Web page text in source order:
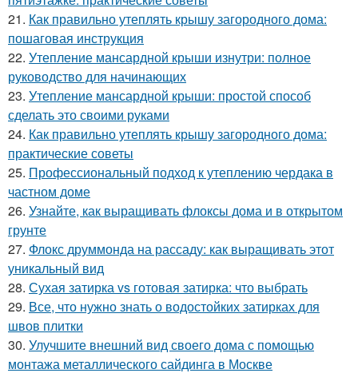
21. Как правильно утеплять крышу загородного дома:
пошаговая инструкция
22. Утепление мансардной крыши изнутри: полное
руководство для начинающих
23. Утепление мансардной крыши: простой способ
сделать это своими руками
24. Как правильно утеплять крышу загородного дома:
практические советы
25. Профессиональный подход к утеплению чердака в
частном доме
26. Узнайте, как выращивать флоксы дома и в открытом
грунте
27. Флокс друммонда на рассаду: как выращивать этот
уникальный вид
28. Сухая затирка vs готовая затирка: что выбрать
29. Все, что нужно знать о водостойких затирках для
швов плитки
30. Улучшите внешний вид своего дома с помощью
монтажа металлического сайдинга в Москве